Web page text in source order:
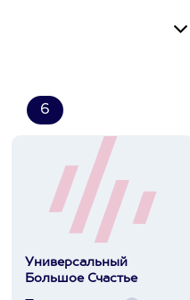
6
Универсальный
Большое Счастье